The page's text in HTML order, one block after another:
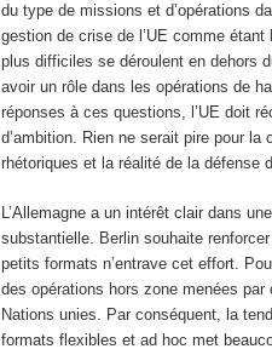
du type de missions et d’opérations
gestion de crise de l’UE comme
plus difficiles se déroulent en dehors
avoir un rôle dans les opérations de
réponses à ces questions, l’UE doit
d’ambition. Rien ne serait pire pour
rhétoriques et la réalité de la défense
L’Allemagne a un intérêt clair dans
substantielle. Berlin souhaite
petits formats n’entrave cet effort.
des opérations hors zone menées par
Nations unies. Par conséquent, la
formats flexibles et ad hoc met